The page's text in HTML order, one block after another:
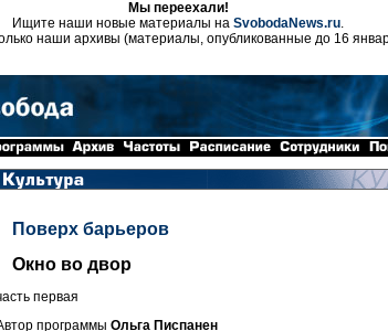
Мы переехали!
Ищите наши новые материалы на SvobodaNews.ru.
наши архивы (материалы, опубликованные до 16
Поверх барьеров
Окно во двор
первая
программы Ольга Писпанен